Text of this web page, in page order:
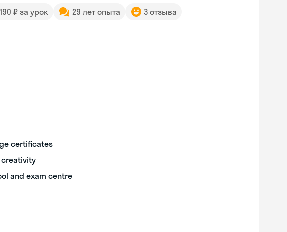
₽ за урок 29 лет опыта 3 отзыва
certificates
creativity
and exam centre